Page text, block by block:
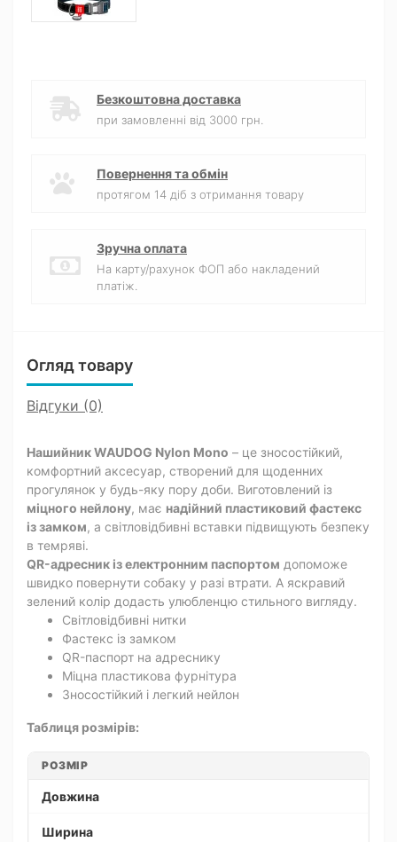
Безкоштовна доставка
при замовленні від 3000 грн.
Повернення та обмін
протягом 14 діб з отримання товару
Зручна оплата
На карту/рахунок ФОП або накладений
платіж.
Огляд товару
Відгуки (0)
Нашийник WAUDOG Nylon Mono – це зносостійкий,
комфортний аксесуар, створений для щоденних
прогулянок у будь-яку пору доби. Виготовлений із
міцного нейлону, має надійний пластиковий фастекс
із замком, а світловідбивні вставки підвищують безпеку
в темряві.
QR-адресник із електронним паспортом допоможе
швидко повернути собаку у разі втрати. А яскравий
зелений колір додасть улюбленцю стильного вигляду.
Світловідбивні нитки
Фастекс із замком
QR-паспорт на адреснику
Міцна пластикова фурнітура
Зносостійкий і легкий нейлон
Таблиця розмірів:
РОЗМІР
Довжина
Ширина